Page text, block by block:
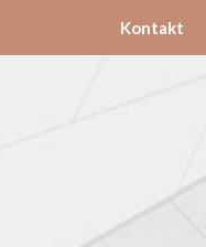
Kontakt